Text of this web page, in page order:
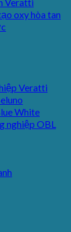
oxy hòa tan
Veratti
White
nghiệp OBL